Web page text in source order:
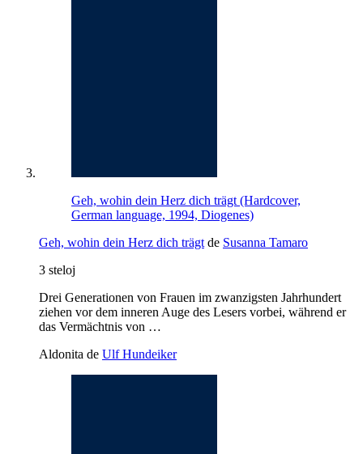
Geh, wohin dein Herz dich trägt (Hardcover,
German language, 1994, Diogenes)
Geh, wohin dein Herz dich trägt de Susanna Tamaro
3 steloj
Drei Generationen von Frauen im zwanzigsten Jahrhundert
ziehen vor dem inneren Auge des Lesers vorbei, während er
das Vermächtnis von …
Aldonita de Ulf Hundeiker